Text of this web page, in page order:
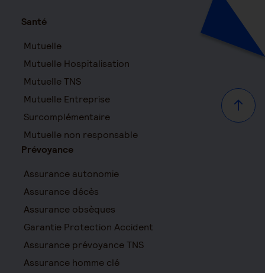
Haut
Santé
Mutuelle
Mutuelle Hospitalisation
Mutuelle TNS
Mutuelle Entreprise
Surcomplémentaire
Mutuelle non responsable
Prévoyance
Assurance autonomie
Assurance décès
Assurance obsèques
Garantie Protection Accident
Assurance prévoyance TNS
Assurance homme clé